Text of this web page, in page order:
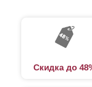
Скидка до